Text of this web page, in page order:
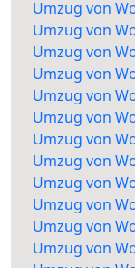
Umzug von
Umzug von
Umzug von
Umzug von
Umzug von
Umzug von
Umzug von
Umzug von
Umzug von
Umzug von
Umzug von
Umzug von